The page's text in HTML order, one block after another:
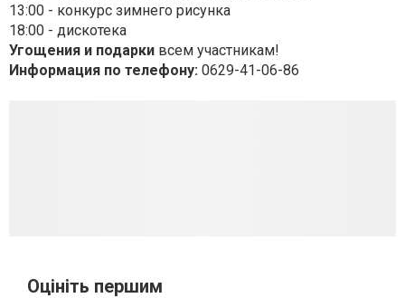
13:00 - конкурс зимнего рисунка
18:00 - дискотека
Угощения и подарки всем участникам!
Информация по телефону: 0629-41-06-86
Оцініть першим